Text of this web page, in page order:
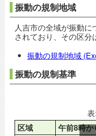
振動の規制地域
人吉市の全域が振動
されており、その区分
振動の規制地域
振動の規制基準
区域
午前8時